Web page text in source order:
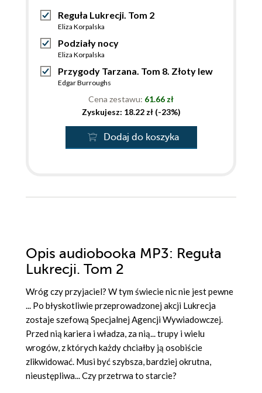
Reguła Lukrecji. Tom 2
Eliza Korpalska
Podziały nocy
Eliza Korpalska
Przygody Tarzana. Tom 8. Złoty lew
Edgar Burroughs
Cena zestawu: 61.66 zł
Zyskujesz: 18.22 zł (-23%)
Dodaj do koszyka
Opis audiobooka MP3: Reguła
Lukrecji. Tom 2
Wróg czy przyjaciel? W tym świecie nic nie jest pewne
... Po błyskotliwie przeprowadzonej akcji Lukrecja
zostaje szefową Specjalnej Agencji Wywiadowczej.
Przed nią kariera i władza, za nią... trupy i wielu
wrogów, z których każdy chciałby ją osobiście
zlikwidować. Musi być szybsza, bardziej okrutna,
nieustępliwa... Czy przetrwa to starcie?